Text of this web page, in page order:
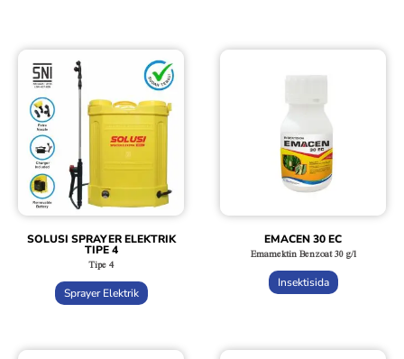
SOLUSI SPRAYER ELEKTRIK
TIPE 4
Tipe 4
Sprayer Elektrik
EMACEN 30 EC
Emamektin Benzoat 30 g/l
Insektisida